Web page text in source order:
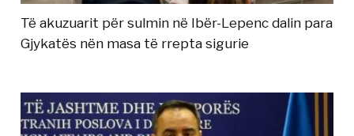
Të akuzuarit për sulmin në Ibër-Lepenc dalin para
Gjykatës nën masa të rrepta sigurie